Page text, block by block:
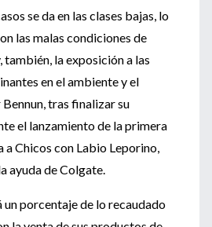
se da en las clases bajas, lo
las malas condiciones de
también, la exposición a las
en el ambiente y el
tras finalizar su
el lanzamiento de la primera
a Chicos con Labio Leporino,
ayuda de Colgate.
un porcentaje de lo recaudado